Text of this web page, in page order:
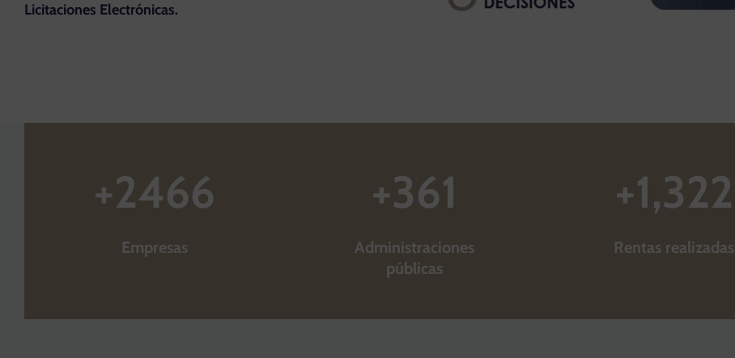
Licitaciones Electrónicas.
+2466
Empresas
+361
Administraciones
públicas
+1,322
Rentas realizadas